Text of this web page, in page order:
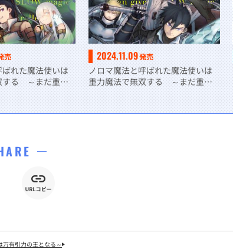
売
れた魔法使いは
する ～まだ重力
2024.11.09発売
ノロマ魔法と呼ばれた魔法使いは
重力魔法で無双する ～まだ重力
有引力の王となる～